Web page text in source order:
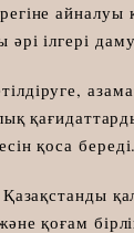
айналуы
ілгері
қоса береді.
қоғам